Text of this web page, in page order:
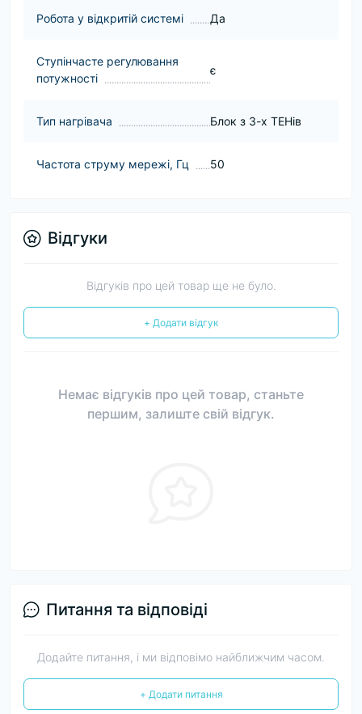
Робота у відкритій системі Да
Ступінчасте регулювання
потужності
є
Тип нагрівача Блок з 3-х ТЕНів
Частота струму мережі, Гц 50
Відгуки
Відгуків про цей товар ще не було.
+ Додати відгук
Немає відгуків про цей товар, станьте
першим, залиште свій відгук.
Питання та відповіді
Додайте питання, і ми відповімо найближчим часом.
+ Додати питання